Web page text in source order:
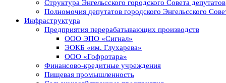
Структура Энгельсского городского Совета депутатов
Полномочия депутатов городского Энгельсского
Инфраструктура
Предприятия перерабатывающих производств
ООО ЭПО «Сигнал»
ЭОКБ «им. Глухарева»
ООО «Гофротара»
Финансово-кредитные учреждения
Пищевая промышленность